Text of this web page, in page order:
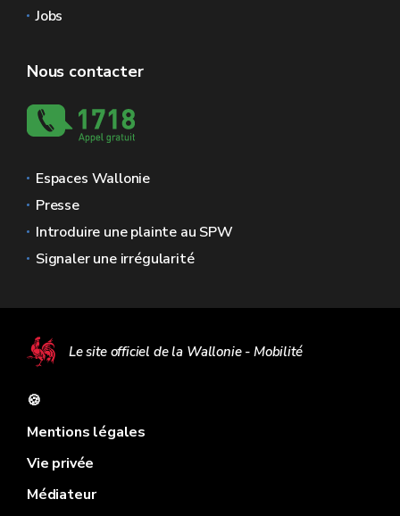
Jobs
Nous contacter
Espaces Wallonie
Presse
Introduire une plainte au SPW
Signaler une irrégularité
Le site officiel de la Wallonie - Mobilité
🍪
Mentions légales
Vie privée
Médiateur